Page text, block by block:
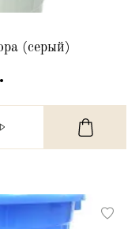
(серый)